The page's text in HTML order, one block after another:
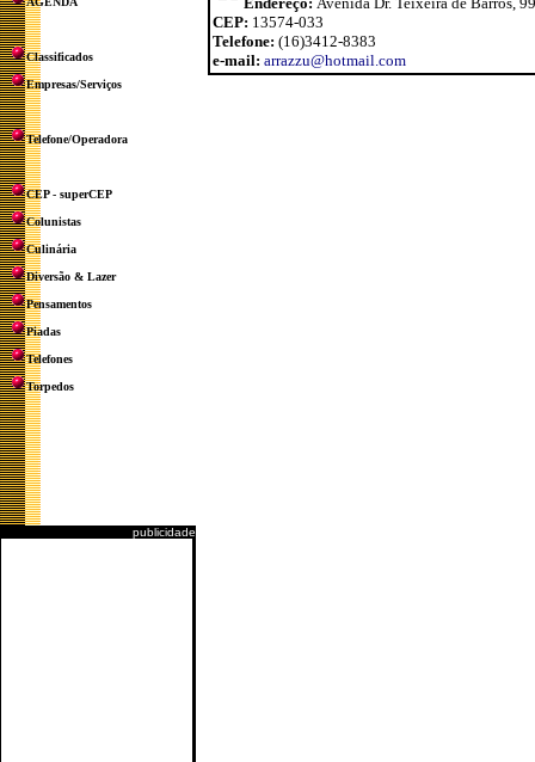
Classificados
Empresas/Serviços
Telefone/Operadora
CEP - superCEP
Colunistas
Culinária
Diversão & Lazer
Pensamentos
Piadas
Telefones
Torpedos
publicidade
CEP: 13574-033
Telefone: (16)3412-8383
e-mail: arrazzu@hotmail.com